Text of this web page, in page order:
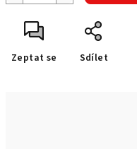
Zeptat se Sdílet